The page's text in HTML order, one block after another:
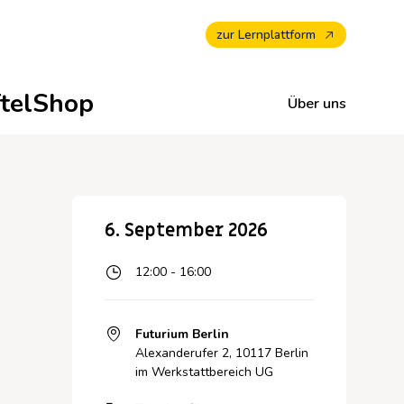
Newsletter abonnieren —
Mehr erfahren zu
Makerspaces & Maker
Unterrichtsmaterialien für
Maker Education
Alle Termine -
Veranstaltungskalender
Über uns
Zu unseren
Wirkungsberichten
zur Lernplattform
6. September 2026
12:00 - 16:00
Futurium Berlin
Alexanderufer 2, 10117 Berlin
im Werkstattbereich UG